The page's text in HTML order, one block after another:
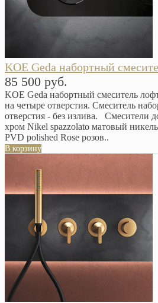
KOE Geda набортный
85 500 руб.
KOE Geda набортный смеситель
на четыре отверстия. Смеситель
отверстия - без излива. Смесители
хром Nikel spazzolato матовый
PVD polished Rose розов..
В корзину